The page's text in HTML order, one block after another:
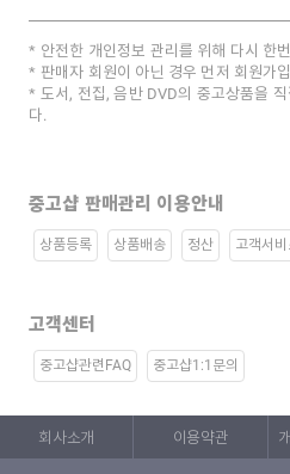
안전한 개인정보 관리를 위해 다시 한
판매자 회원이 아닌 경우 먼저 회원가
도서, 전집, 음반 DVD의 중고상품을
다.
중고샵 판매관리 이용안내
상품등록 상품배송 정산 고객서비
고객센터
중고샵관련FAQ 중고샵1:1문의
회사소개 이용약관